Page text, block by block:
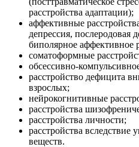
расстройства адаптации);
аффективные
депрессия, послеродовая
биполярное аффективное
соматоформные
обсессивно-
расстройство дефицита
взрослых;
нейрокогнитивные
расстройства
расстройства личности;
расстройства вследствие
веществ.